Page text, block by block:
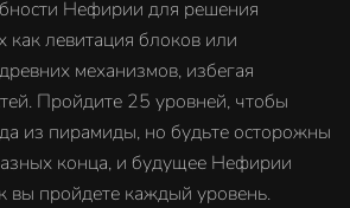
Нефирии для решения
как левитация блоков или
механизмов, избегая
Пройдите 25 уровней, чтобы
из пирамиды, но будьте осторожны
конца, и будущее Нефирии
вы пройдете каждый уровень.